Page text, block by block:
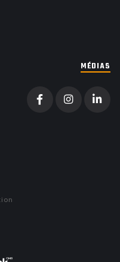
MÉDIAS